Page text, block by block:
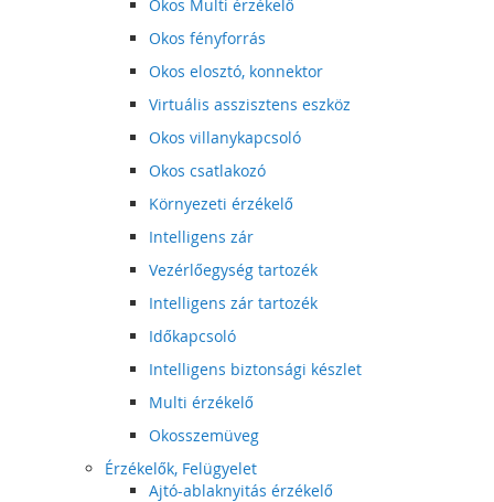
Okos Multi érzékelő
Okos fényforrás
Okos elosztó, konnektor
Virtuális asszisztens eszköz
Okos villanykapcsoló
Okos csatlakozó
Környezeti érzékelő
Intelligens zár
Vezérlőegység tartozék
Intelligens zár tartozék
Időkapcsoló
Intelligens biztonsági készlet
Multi érzékelő
Okosszemüveg
Érzékelők, Felügyelet
Ajtó-ablaknyitás érzékelő